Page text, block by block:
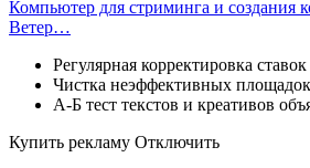
Компьютер для стриминга и создания
Ветер…
Регулярная корректировка
Чистка неэффективных
А-Б тест текстов и креативов
Купить рекламу Отключить